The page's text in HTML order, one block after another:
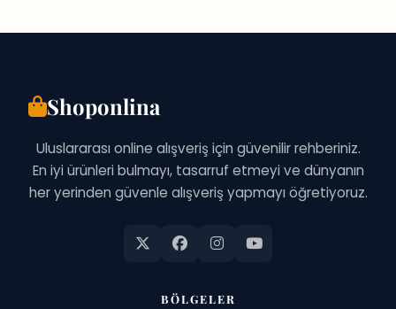
ŞEY
Shoponlina
Uluslararası online alışveriş için güvenilir rehberiniz.
En iyi ürünleri bulmayı, tasarruf etmeyi ve dünyanın
her yerinden güvenle alışveriş yapmayı öğretiyoruz.
BÖLGELER